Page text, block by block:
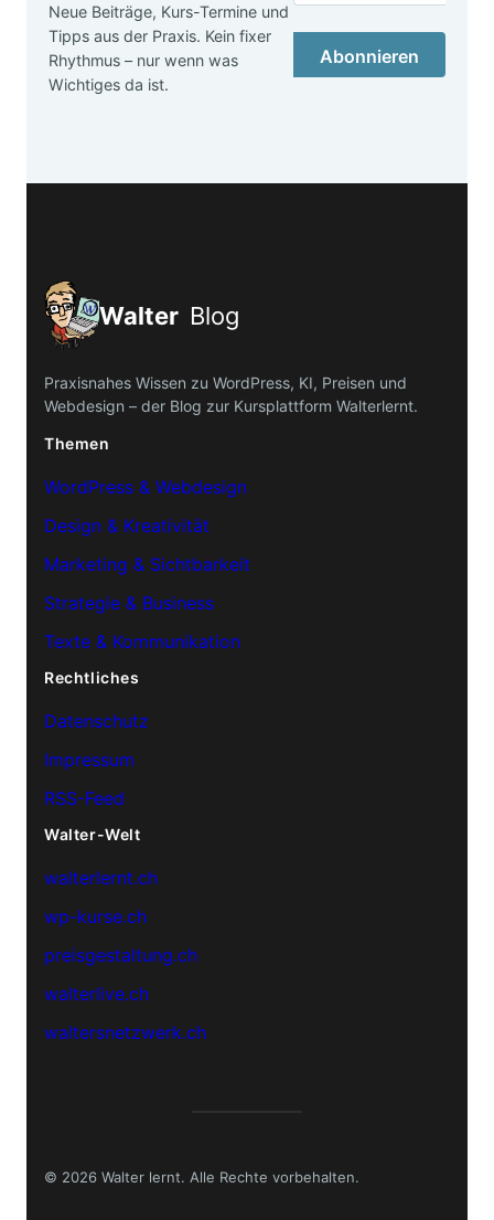
Neue Beiträge, Kurs-Termine und
Tipps aus der Praxis. Kein fixer
Rhythmus – nur wenn was
Wichtiges da ist.
Abonnieren
Walter Blog
Praxisnahes Wissen zu WordPress, KI, Preisen und
Webdesign – der Blog zur Kursplattform Walterlernt.
Themen
WordPress & Webdesign
Design & Kreativität
Marketing & Sichtbarkeit
Strategie & Business
Texte & Kommunikation
Rechtliches
Datenschutz
Impressum
RSS-Feed
Walter-Welt
walterlernt.ch
wp-kurse.ch
preisgestaltung.ch
walterlive.ch
waltersnetzwerk.ch
© 2026 Walter lernt. Alle Rechte vorbehalten.